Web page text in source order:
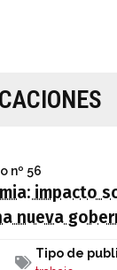
nº 56
impacto
nueva
Tipo de